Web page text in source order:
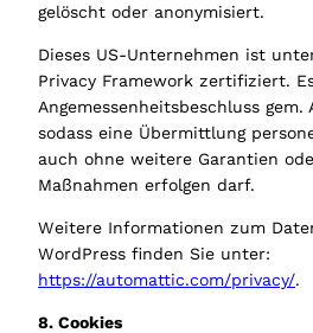
gelöscht oder anonymisiert.
Dieses US-Unternehmen ist
Privacy Framework zertifiziert.
Angemessenheitsbeschluss gem.
sodass eine Übermittlung
auch ohne weitere Garantien
Maßnahmen erfolgen darf.
Weitere Informationen zum
WordPress finden Sie unter:
https://automattic.com/privacy/.
8. Cookies